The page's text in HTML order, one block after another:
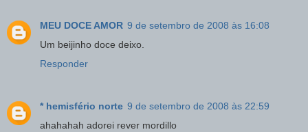
MEU DOCE AMOR 9 de setembro de 2008 às 16:08
Um beijinho doce deixo.
Responder
* hemisfério norte 9 de setembro de 2008 às 22:59
ahahahah adorei rever mordillo